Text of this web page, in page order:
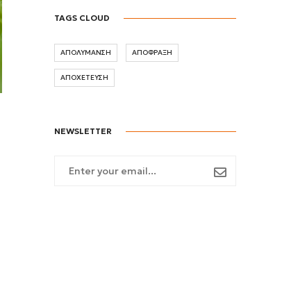
TAGS CLOUD
ΑΠΟΛΥΜΑΝΣΗ ΑΠΟΦΡΑΞΗ
ΑΠΟΧΕΤΕΥΣΗ
NEWSLETTER